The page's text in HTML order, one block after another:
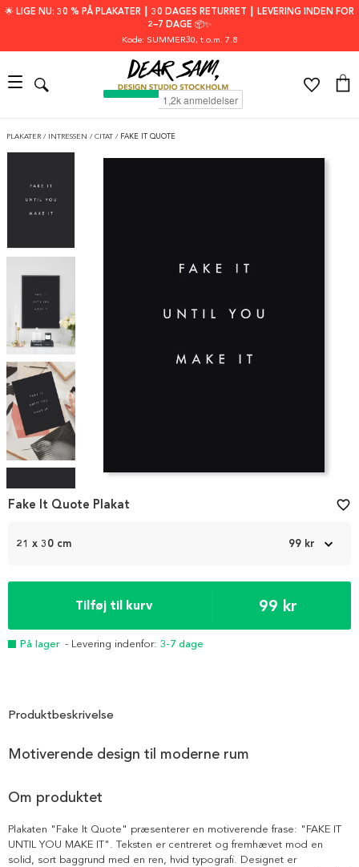
🌟 LIGE NU: 30 % PÅ PLAKATER ┃ 30 DAGES RETURRET ┃ LEVERING INDEN FOR
2–7 DAGE 📦✨
Kode: SUMMER30, t.o.m. 7.8
PLAKATER / INTRESSEN / CITAT / FAKE IT QUOTE
Item
1
21 x 30 cm 99 kr
Tilføj til kurv 99 kr
På lager - Levering indenfor: 3-7 dage
Fake It Quote Plakat favorite_border
Produktbeskrivelse
Motiverende design til moderne rum
Om produktet
Plakaten "Fake It Quote" præsenterer en motiverende frase: "FAKE IT
UNTIL YOU MAKE IT". Teksten er centreret og fremhævet mod en
solid, sort baggrund med en ren, hvid typografi. Designet er